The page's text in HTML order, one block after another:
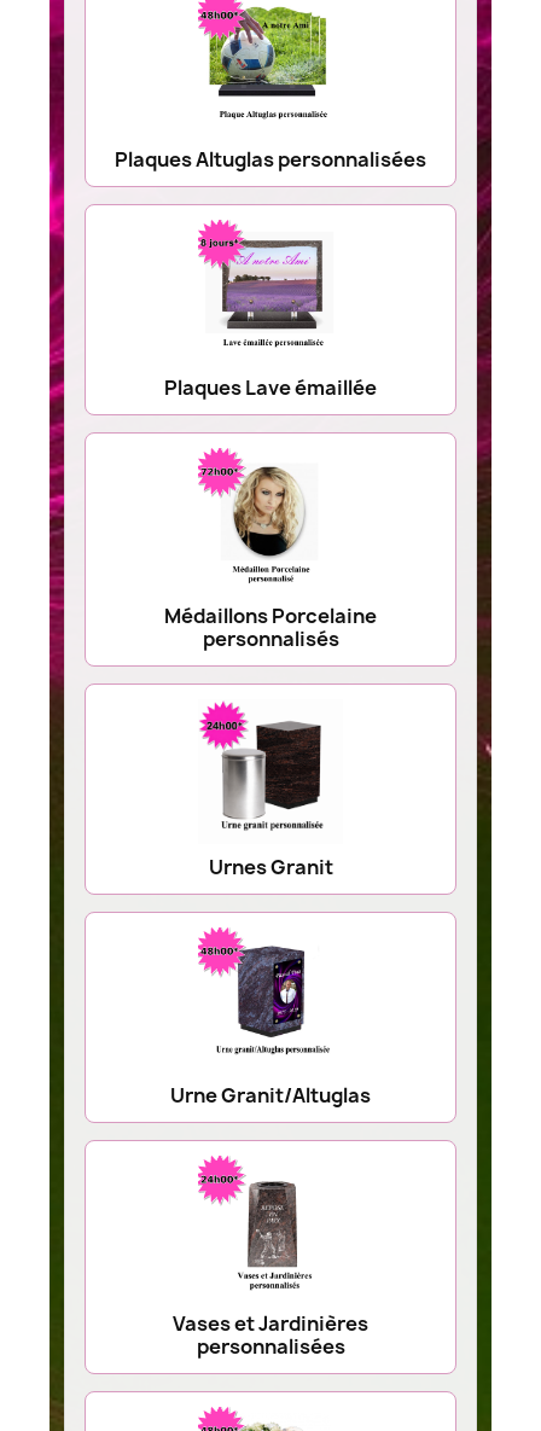
Plaques Altuglas personnalisées
Plaques Lave émaillée
Médaillons Porcelaine
personnalisés
Urnes Granit
Urne Granit/Altuglas
Vases et Jardinières
personnalisées